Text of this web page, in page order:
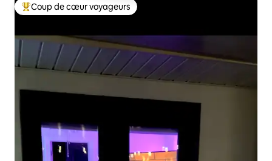
Coups de cœur voyageurs les plus appréciés
Coup de cœur voyageurs